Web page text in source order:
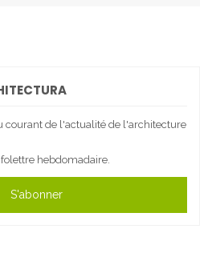
courant de l'actualité de l'architecture
hebdomadaire.
S'abonner